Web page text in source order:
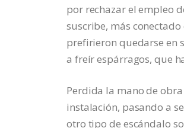
por rechazar el empleo
suscribe, más
prefirieron quedarse en
a freír espárragos, que
Perdida la mano de
instalación, pasando a
otro tipo de escándalo